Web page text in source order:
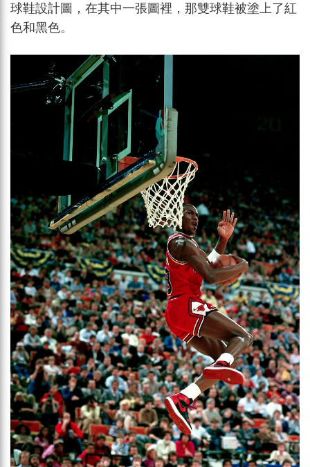
球鞋設計圖，在其中一張圖裡，那雙球鞋被塗上了紅
色和黑色。